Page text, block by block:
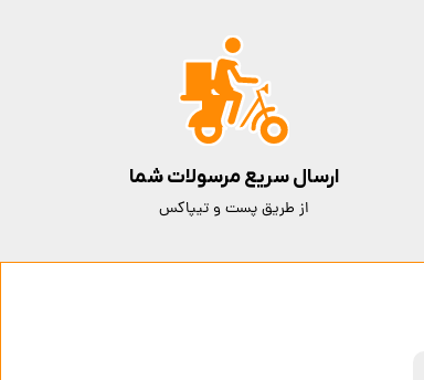
ارسال سریع مرسولات شما
از طریق پست و تیپاکس